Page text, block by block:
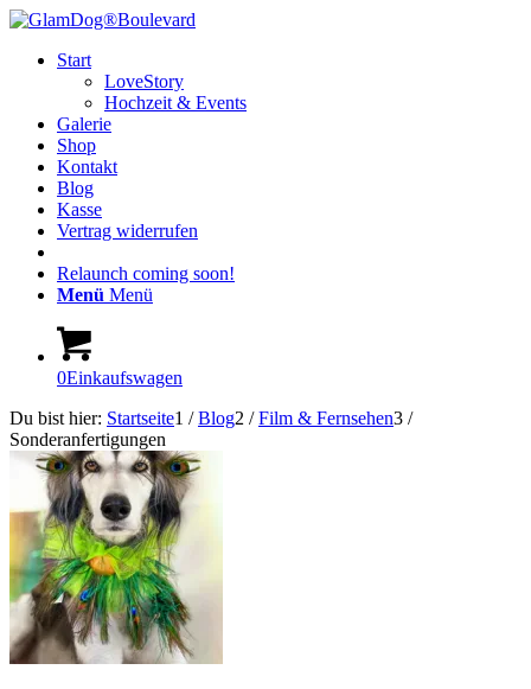
Start
LoveStory
Hochzeit & Events
Galerie
Shop
Kontakt
Blog
Kasse
Vertrag widerrufen
Relaunch coming soon!
Menü Menü
0Einkaufswagen
Du bist hier: Startseite1 / Blog2 / Film & Fernsehen3 /
Sonderanfertigungen